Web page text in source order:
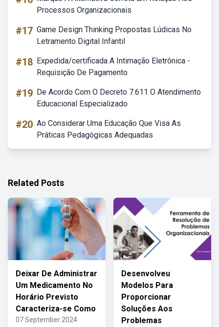
Processos Organizacionais
#17 Game Design Thinking Propostas Lúdicas No
Letramento Digital Infantil
#18 Expedida/certificada A Intimação Eletrônica -
Requisição De Pagamento
#19 De Acordo Com O Decreto 7.611 O Atendimento
Educacional Especializado
#20 Ao Considerar Uma Educação Que Visa As
Práticas Pedagógicas Adequadas
Related Posts
Deixar De Administrar
Um Medicamento No
Horário Previsto
Caracteriza-se Como
07 September 2024
Desenvolveu
Modelos Para
Proporcionar
Soluções Aos
Problemas